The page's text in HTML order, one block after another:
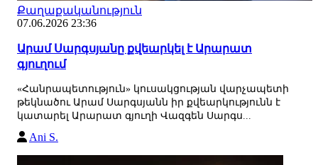
Քաղաքականություն
07.06.2026 23:36
Արամ Սարգսյանը քվեարկել է Արարատ
գյուղում
«Հանրապետություն» կուսակցության վարչապետի
թեկնածու Արամ Սարգսյանն իր քվեարկությունն է
կատարել Արարատ գյուղի Վազգեն Սարգս...
Ani S.